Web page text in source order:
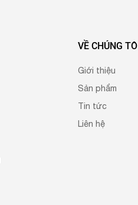
VỀ CHÚNG TÔI
Giới thiệu
Sản phẩm
Tin tức
Liên hệ